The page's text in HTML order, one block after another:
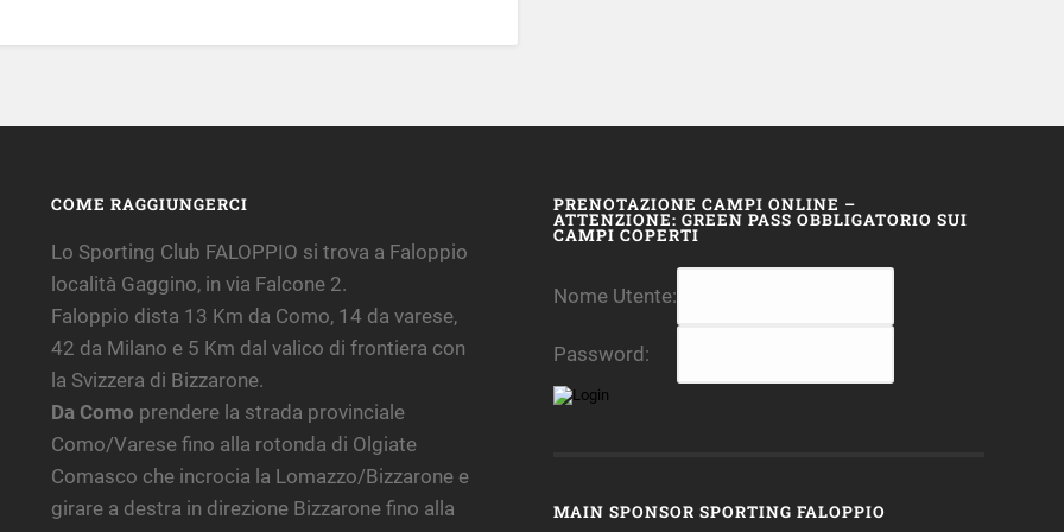
COME RAGGIUNGERCI
Lo Sporting Club FALOPPIO si trova a Faloppio
località Gaggino, in via Falcone 2.
Faloppio dista 13 Km da Como, 14 da varese,
42 da Milano e 5 Km dal valico di frontiera con
la Svizzera di Bizzarone.
Da Como prendere la strada provinciale
Como/Varese fino alla rotonda di Olgiate
Comasco che incrocia la Lomazzo/Bizzarone e
girare a destra in direzione Bizzarone fino alla
PRENOTAZIONE CAMPI ONLINE –
ATTENZIONE: GREEN PASS OBBLIGATORIO SUI
CAMPI COPERTI
Nome Utente:
Password:
MAIN SPONSOR SPORTING FALOPPIO